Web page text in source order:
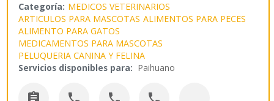
Categoría: MEDICOS VETERINARIOS
ARTICULOS PARA MASCOTAS ALIMENTOS PARA PECES
ALIMENTO PARA GATOS
MEDICAMENTOS PARA MASCOTAS
PELUQUERIA CANINA Y FELINA
Servicios disponibles para: Paihuano
   